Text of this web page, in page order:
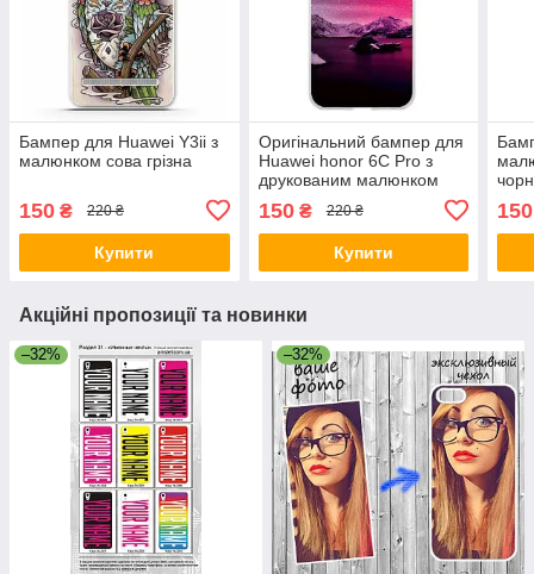
Бампер для Huawei Y3ii з
малюнком сова грізна
150 ₴ 220 ₴
Купити
Оригінальний бампер для
Huawei honor 6C Pro з
друкованим малюнком
150₴ 220 ₴
Купити
150
Акційні пропозиції та новинки
–32% –32%